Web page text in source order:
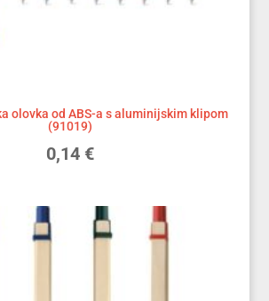
olovka od ABS-a s aluminijskim klipom
(91019)
0,14 €